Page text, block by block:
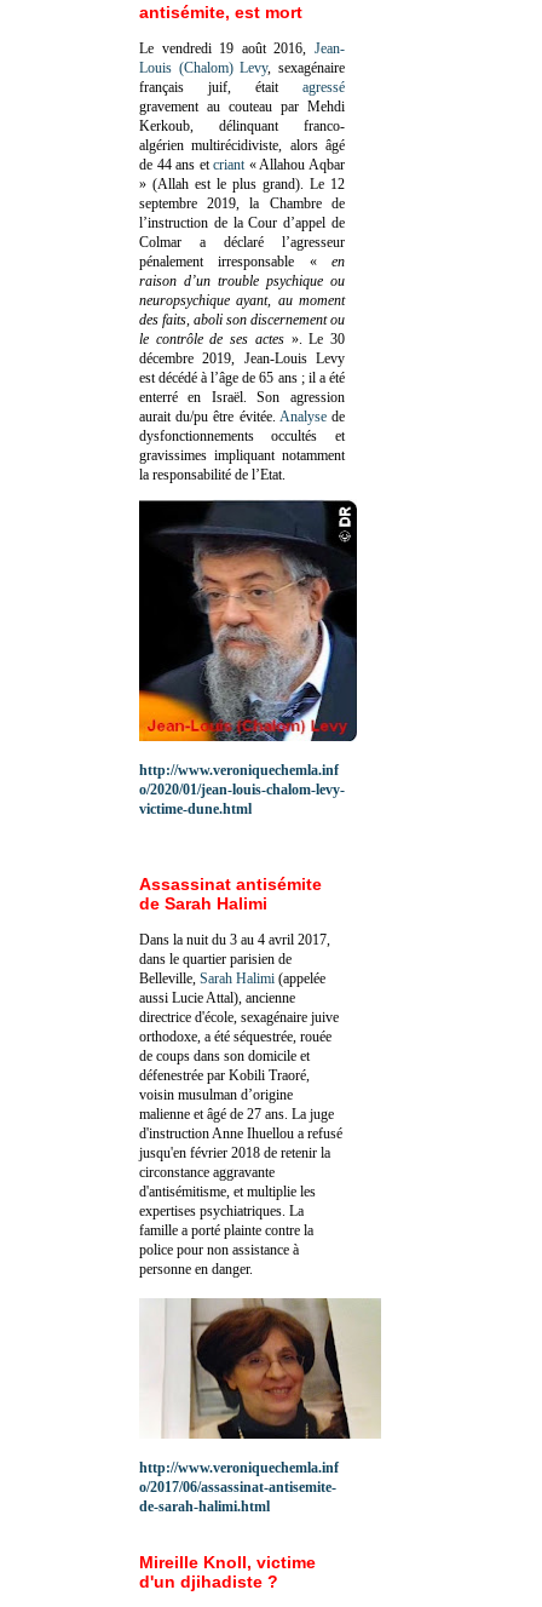
antisémite, est mort
Le vendredi 19 août 2016, Jean-
Louis (Chalom) Levy, sexagénaire
français juif, était agressé
gravement au couteau par Mehdi
Kerkoub, délinquant franco-
algérien multirécidiviste, alors âgé
de 44 ans etcriant « Allahou Aqbar
» (Allah est le plus grand). Le 12
septembre 2019, la Chambre de
l’instruction de la Cour d’appel de
Colmar a déclaré l’agresseur
pénalement irresponsable «en
raison d’un trouble psychique ou
neuropsychique ayant, au moment
des faits, aboli son discernement ou
le contrôle de ses actes». Le 30
décembre 2019, Jean-Louis Levy
est décédé à l’âge de 65 ans ; il a été
enterré en Israël. Son agression
aurait du/pu être évitée. Analysede
dysfonctionnements occultés et
gravissimes impliquant notamment
la responsabilité de l’Etat.
http://www.veroniquechemla.inf
o/2020/01/jean-louis-chalom-levy-
victime-dune.html
Assassinat antisémite
de Sarah Halimi
Dans la nuit du 3 au 4 avril 2017,
dans le quartier parisien de
Belleville, Sarah Halimi (appelée
aussi Lucie Attal), ancienne
directrice d'école, sexagénaire juive
orthodoxe, a été séquestrée, rouée
de coups dans son domicile et
défenestrée par Kobili Traoré,
voisin musulman d’origine
malienne et âgé de 27 ans. La juge
d'instruction Anne Ihuellou a refusé
jusqu'en février 2018 de retenir la
circonstance aggravante
d'antisémitisme, et multiplie les
expertises psychiatriques. La
famille a porté plainte contre la
police pour non assistance à
personne en danger.
http://www.veroniquechemla.inf
o/2017/06/assassinat-antisemite-
de-sarah-halimi.html
Mireille Knoll, victime
d'un djihadiste ?